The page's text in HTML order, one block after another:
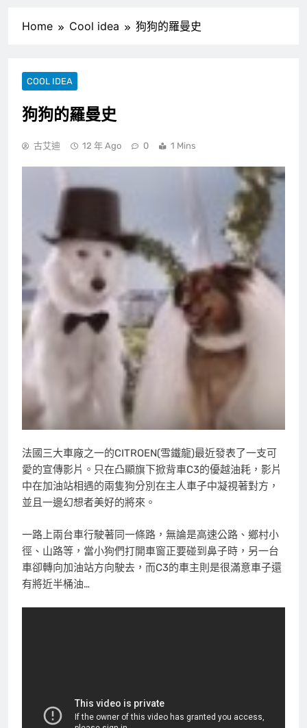
Home Cool idea 狗狗的羅曼史
COOL IDEA
狗狗的羅曼史
古艾迪 12 年 Ago 0 1 Mins
法國三大車廠之一的CITROEN(雪鐵龍)最近發表了一支可
愛的宣傳影片。只在凸顯旗下掀背車C3的優越油耗，影片
中在加油站相遇的兩隻狗分別在主人車子中凝視著對方，
並且一邊幻想者美好的將來。
一路上兩台車行駛著同一條路，無論是高速公路、鄉村小
徑、山路等，當小狗們打開車窗正要碰到鼻子時，另一台
車卻轉向加油站方向駛去，而C3的車主則是很滿意車子還
有將近半桶油…